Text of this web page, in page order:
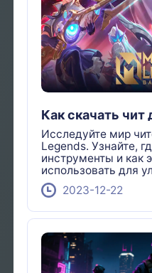
Как скачать чит
Исследуйте мир
Legends. Узнайте,
инструменты и как
использовать для
процесса.
2023-12-22